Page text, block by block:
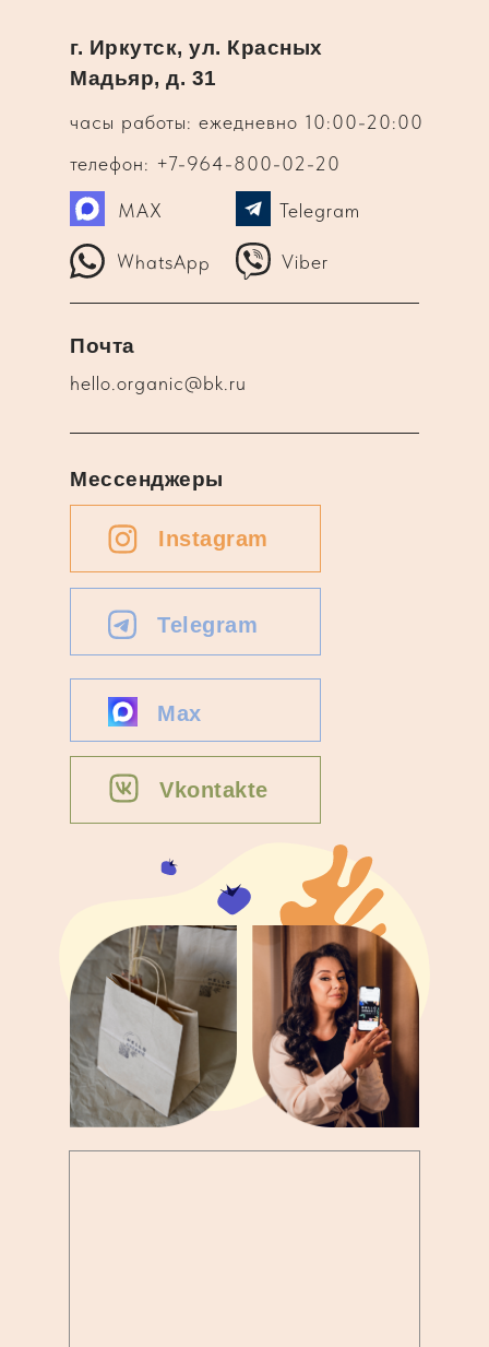
часы работы: ежедневно 10:00-20:00
г. Иркутск, ул. Красных
Мадьяр, д. 31
телефон: +7-964-800-02-20
WhatsApp Viber
Telegram
MAX
hello.organic@bk.ru
Почта
Instagram
Telegram
Max
Vkontakte
Мессенджеры